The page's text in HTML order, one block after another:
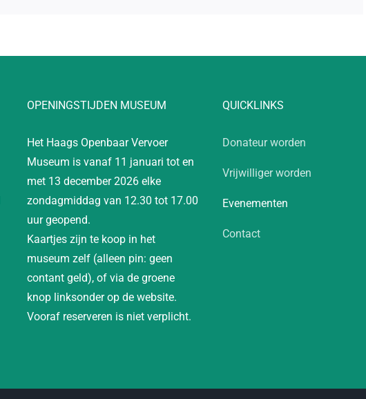
OPENINGSTIJDEN MUSEUM
Het Haags Openbaar Vervoer
Museum is vanaf 11 januari tot en
met 13 december 2026 elke
zondagmiddag van 12.30 tot 17.00
uur geopend.
Kaartjes zijn te koop in het
museum zelf (alleen pin: geen
contant geld), of via de groene
knop linksonder op de website.
Vooraf reserveren is niet verplicht.
QUICKLINKS
Donateur worden
Vrijwilliger worden
Evenementen
Contact